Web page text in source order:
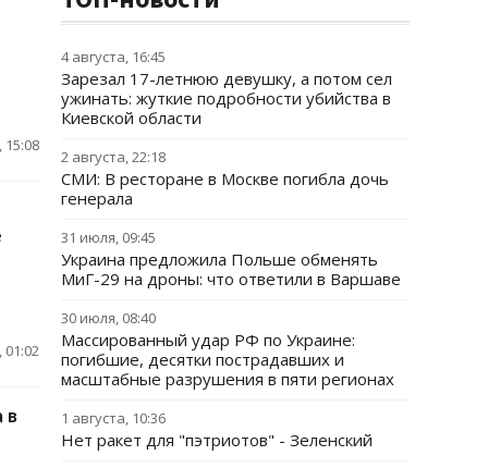
15:08
01:02
в
4 августа, 16:45
Зарезал 17-летнюю девушку, а потом сел
ужинать: жуткие подробности убийства в
Киевской области
2 августа, 22:18
СМИ: В ресторане в Москве погибла дочь
генерала
31 июля, 09:45
Украина предложила Польше обменять
МиГ-29 на дроны: что ответили в Варшаве
30 июля, 08:40
Массированный удар РФ по Украине:
погибшие, десятки пострадавших и
масштабные разрушения в пяти регионах
1 августа, 10:36
Нет ракет для "пэтриотов" - Зеленский